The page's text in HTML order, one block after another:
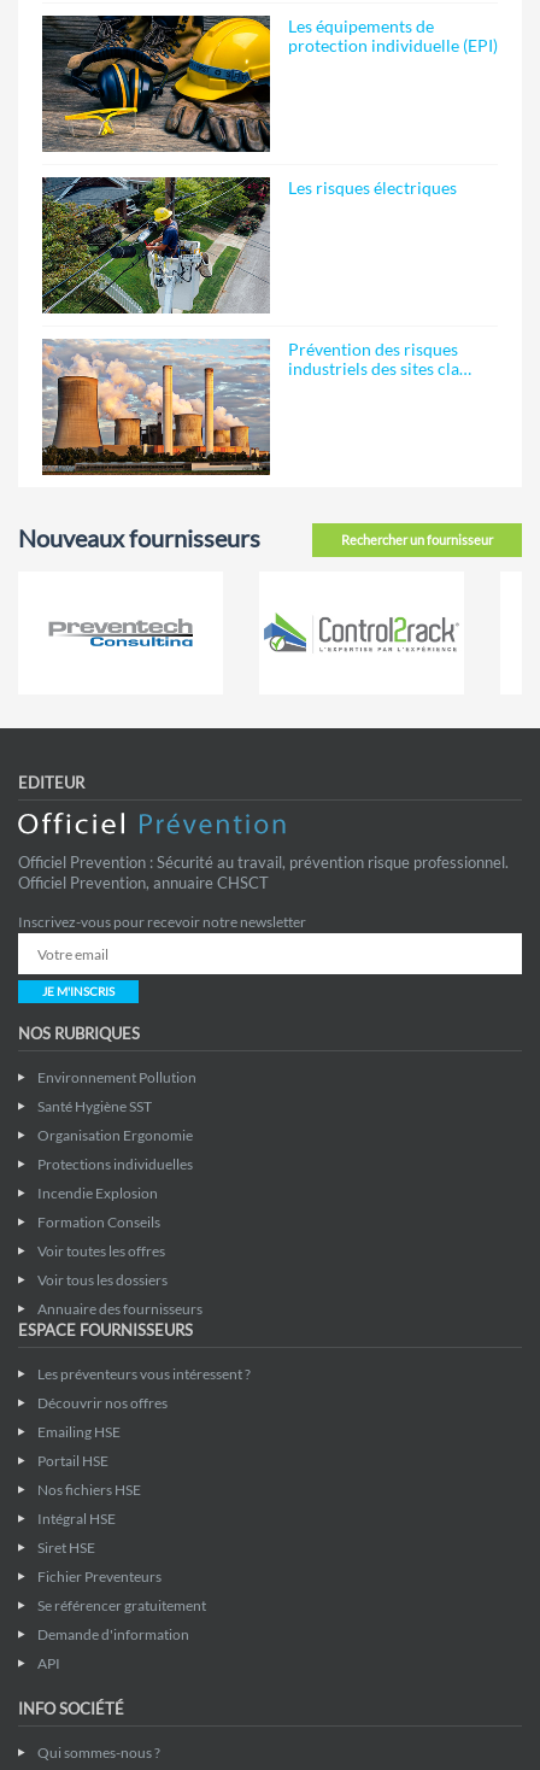
Les équipements de
protection individuelle (EPI)
Les risques électriques
Prévention des risques
industriels des sites cla…
Rechercher un fournisseur
Nouveaux fournisseurs
EDITEUR
Officiel Prevention : Sécurité au travail, prévention risque professionnel.
Officiel Prevention, annuaire CHSCT
Inscrivez-vous pour recevoir notre newsletter
JE M'INSCRIS
NOS RUBRIQUES
Environnement Pollution
Santé Hygiène SST
Organisation Ergonomie
Protections individuelles
Incendie Explosion
Formation Conseils
Voir toutes les offres
Voir tous les dossiers
Annuaire des fournisseurs
ESPACE FOURNISSEURS
Les préventeurs vous intéressent ?
Découvrir nos offres
Emailing HSE
Portail HSE
Nos fichiers HSE
Intégral HSE
Siret HSE
Fichier Preventeurs
Se référencer gratuitement
Demande d'information
API
INFO SOCIÉTÉ
Qui sommes-nous ?